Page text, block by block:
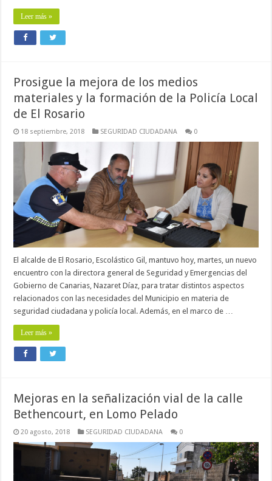
Leer más »
Prosigue la mejora de los medios
materiales y la formación de la Policía Local
de El Rosario
18 septiembre, 2018 SEGURIDAD CIUDADANA 0
El alcalde de El Rosario, Escolástico Gil, mantuvo hoy, martes, un nuevo
encuentro con la directora general de Seguridad y Emergencias del
Gobierno de Canarias, Nazaret Díaz, para tratar distintos aspectos
relacionados con las necesidades del Municipio en materia de
seguridad ciudadana y policía local. Además, en el marco de …
Leer más »
Mejoras en la señalización vial de la calle
Bethencourt, en Lomo Pelado
20 agosto, 2018 SEGURIDAD CIUDADANA 0